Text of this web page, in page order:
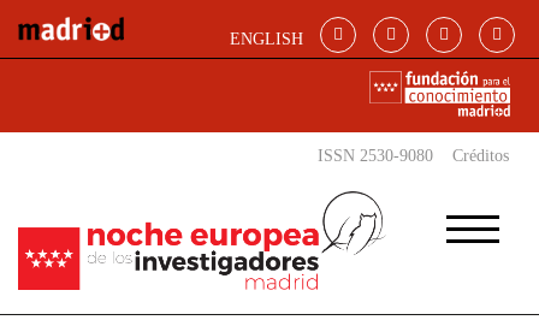
ENGLISH
ISSN 2530-9080 Créditos